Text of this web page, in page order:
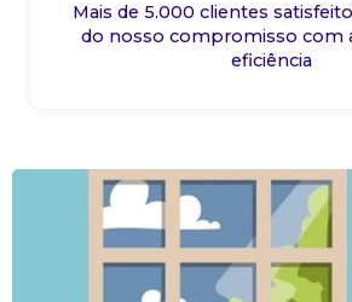
Mais de 5.000 clientes
do nosso compromisso com
eficiência